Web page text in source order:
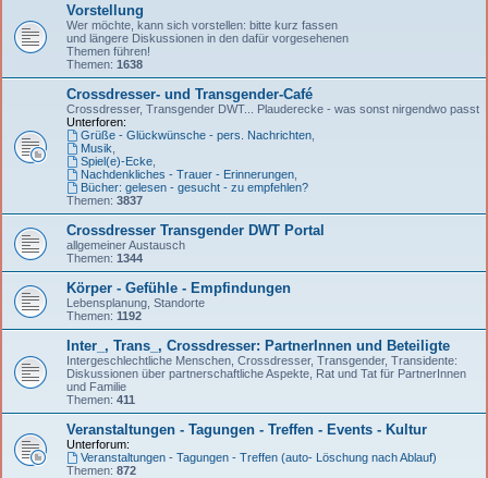
Vorstellung
Wer möchte, kann sich vorstellen: bitte kurz fassen
und längere Diskussionen in den dafür vorgesehenen
Themen führen!
Themen: 1638
Crossdresser- und Transgender-Café
Crossdresser, Transgender DWT... Plauderecke - was sonst nirgendwo passt
Unterforen:
Grüße - Glückwünsche - pers. Nachrichten,
Musik
Spiel(e)-Ecke,
Nachdenkliches - Trauer - Erinnerungen,
Bücher: gelesen - gesucht - zu empfehlen?
Themen: 3837
Crossdresser Transgender DWT Portal
allgemeiner Austausch
Themen: 1344
Körper - Gefühle - Empfindungen
Lebensplanung, Standorte
Themen: 1192
Inter_, Trans_, Crossdresser: PartnerInnen und Beteiligte
Intergeschlechtliche Menschen, Crossdresser, Transgender, Transidente:
Diskussionen über partnerschaftliche Aspekte, Rat und Tat für PartnerInnen
und Familie
Themen: 411
Veranstaltungen - Tagungen - Treffen - Events - Kultur
Unterforum:
Veranstaltungen - Tagungen - Treffen (auto- Löschung nach Ablauf)
Themen: 872